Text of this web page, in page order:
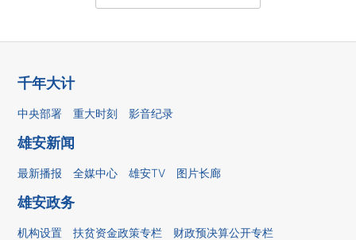
千年大计
中央部署 重大时刻 影音纪录
雄安新闻
最新播报 全媒中心 雄安TV 图片长廊
雄安政务
机构设置 扶贫资金政策专栏
财政预决算公开专栏